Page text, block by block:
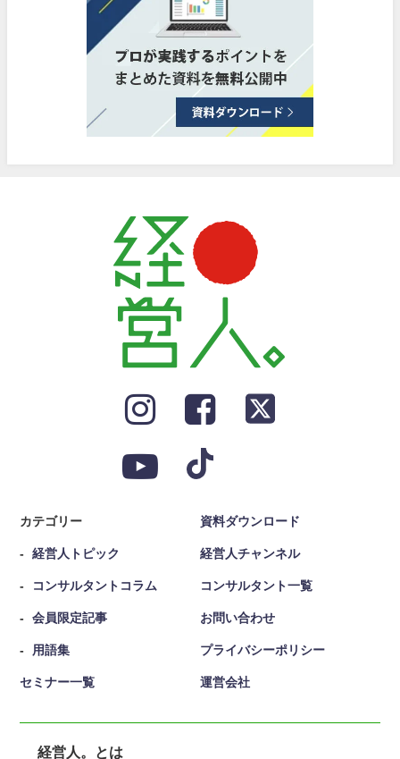
カテゴリー
経営人トピック
コンサルタントコラム
会員限定記事
用語集
セミナー一覧
資料ダウンロード
経営人チャンネル
コンサルタント一覧
お問い合わせ
プライバシーポリシー
運営会社
経営人。とは